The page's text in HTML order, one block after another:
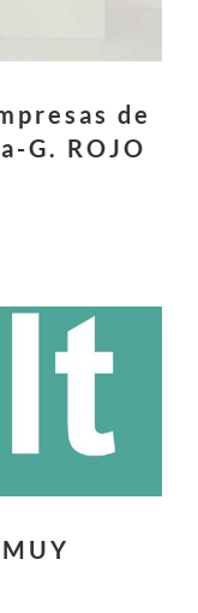
de
G. ROJO